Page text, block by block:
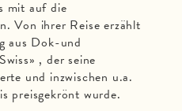
mit auf die
Von ihrer Reise erzählt
aus Dok-und
, der seine
und inzwischen u.a.
preisgekrönt wurde.